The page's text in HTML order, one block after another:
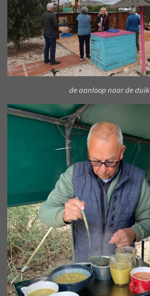
de aanloop naar de duik